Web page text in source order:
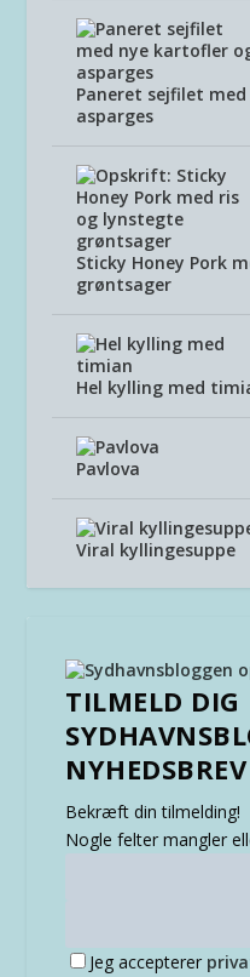
Paneret sejfilet
asparges
Sticky Honey Pork
grøntsager
Hel kylling med
Pavlova
Viral kyllingesuppe
TILMELD DIG
NYHEDSBREV
Bekræft din tilmelding!
Nogle felter mangler
Jeg accepterer